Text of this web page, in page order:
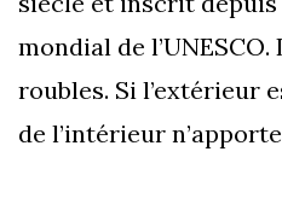
mondial de l’UNESCO.
roubles. Si l’extérieur
de l’intérieur